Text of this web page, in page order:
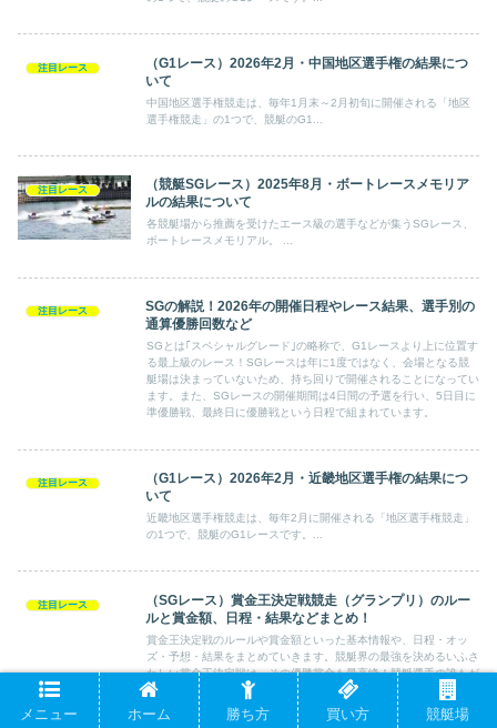
注目レース
（G1レース）2026年2月・中国地区選手権の結果につ
いて
中国地区選手権競走は、毎年1月末～2月初旬に開催される「地区
選手権競走」の1つで、競艇のG1...
注目レース
（競艇SGレース）2025年8月・ボートレースメモリア
ルの結果について
各競艇場から推薦を受けたエース級の選手などが集うSGレース、
ボートレースメモリアル。 ...
注目レース
SGの解説！2026年の開催日程やレース結果、選手別の
通算優勝回数など
SGとは｢スペシャルグレード｣の略称で、G1レースより上に位置す
る最上級のレース！SGレースは年に1度ではなく、会場となる競
艇場は決まっていないため、持ち回りで開催されることになってい
ます。また、SGレースの開催期間は4日間の予選を行い、5日目に
準優勝戦、最終日に優勝戦という日程で組まれています。
注目レース
（G1レース）2026年2月・近畿地区選手権の結果につ
いて
近畿地区選手権競走は、毎年2月に開催される「地区選手権競走」
の1つで、競艇のG1レースです。...
注目レース
（SGレース）賞金王決定戦競走（グランプリ）のルー
ルと賞金額、日程・結果などまとめ！
賞金王決定戦のルールや賞金額といった基本情報や、日程・オッ
ズ・予想・結果をまとめていきます。競艇界の最強を決めるいふさ
わしい賞金王決定戦は、その優勝賞金も最高峰！競艇選手の誰もが
目指すレースですが、グランプリレースへ参加できる選手はたった
の18名だけなんですよ。
メニュー ホーム 勝ち方 買い方 競艇場